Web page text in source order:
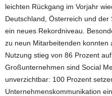
leichten Rückgang im Vorjahr
Deutschland, Österreich und
ein neues Rekordniveau.
zu neun Mitarbeitenden konnten
Nutzung stieg von 86 Prozent
Großunternehmen sind Social
unverzichtbar: 100 Prozent
Unternehmenskommunikation ein.